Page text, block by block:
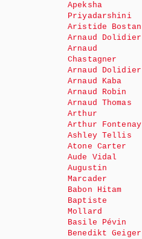
Apeksha
Priyadarshini
Aristide Bostan
Arnaud Dolidier
Arnaud
Chastagner
Arnaud Dolidier
Arnaud Kaba
Arnaud Robin
Arnaud Thomas
Arthur
Arthur Fontenay
Ashley Tellis
Atone Carter
Aude Vidal
Augustin
Marcader
Babon Hitam
Baptiste
Mollard
Basile Pévin
Benedikt Geiger